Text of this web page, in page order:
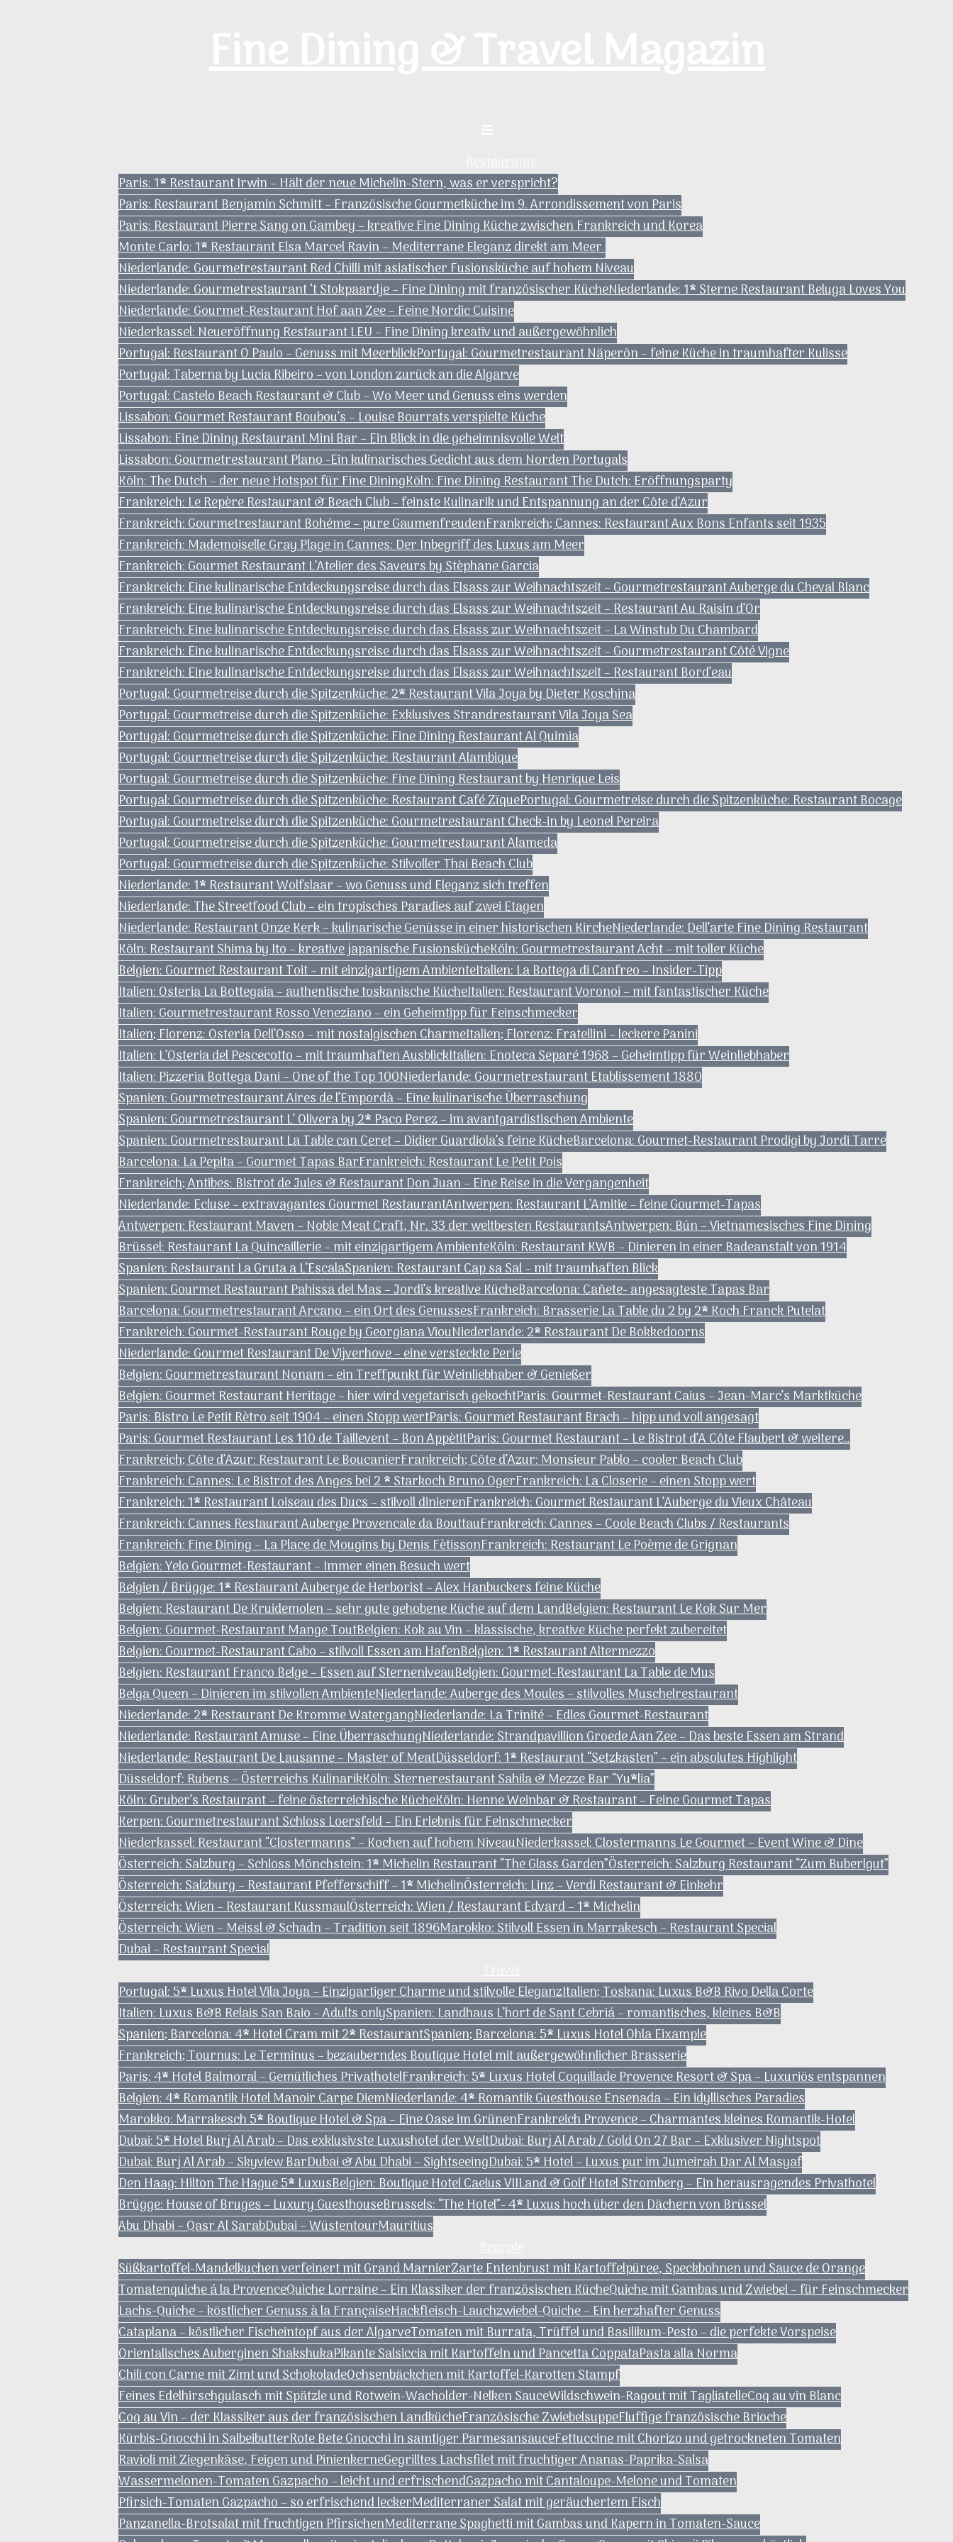
Paris: 1* Restaurant Irwin – Hält der neue Michelin-Stern, was er verspricht?
Paris: Restaurant Benjamin Schmitt – Französische Gourmetküche im 9. Arrondissement von Paris
Paris: Restaurant Pierre Sang on Gambey – kreative Fine Dining Küche zwischen Frankreich und Korea
Monte Carlo: 1* Restaurant Elsa Marcel Ravin – Mediterrane Eleganz direkt am Meer
Niederlande: Gourmetrestaurant Red Chilli mit asiatischer Fusionsküche auf hohem Niveau
Niederlande: Gourmetrestaurant ‘t Stokpaardje – Fine Dining mit französischer KücheNiederlande: 1* Sterne Restaurant Beluga Loves You
Niederlande: Gourmet-Restaurant Hof aan Zee – Feine Nordic Cuisine
Niederkassel: Neueröffnung Restaurant LEU – Fine Dining kreativ und außergewöhnlich
Portugal: Restaurant O Paulo – Genuss mit MeerblickPortugal: Gourmetrestaurant Näperõn – feine Küche in traumhafter Kulisse
Portugal: Taberna by Lucia Ribeiro – von London zurück an die Algarve
Portugal: Castelo Beach Restaurant & Club – Wo Meer und Genuss eins werden
Lissabon: Gourmet Restaurant Boubou’s – Louise Bourrats verspielte Küche
Lissabon: Fine Dining Restaurant Mini Bar – Ein Blick in die geheimnisvolle Welt
Lissabon: Gourmetrestaurant Plano -Ein kulinarisches Gedicht aus dem Norden Portugals
Köln: The Dutch – der neue Hotspot für Fine DiningKöln: Fine Dining Restaurant The Dutch: Eröffnungsparty
Frankreich: Le Repère Restaurant & Beach Club – feinste Kulinarik und Entspannung an der Côte d’Azur
Frankreich: Gourmetrestaurant Bohéme – pure GaumenfreudenFrankreich; Cannes: Restaurant Aux Bons Enfants seit 1935
Frankreich: Mademoiselle Gray Plage in Cannes: Der Inbegriff des Luxus am Meer
Frankreich: Gourmet Restaurant L’Atelier des Saveurs by Stèphane Garcia
Frankreich: Eine kulinarische Entdeckungsreise durch das Elsass zur Weihnachtszeit – Gourmetrestaurant Auberge du Cheval Blanc
Frankreich: Eine kulinarische Entdeckungsreise durch das Elsass zur Weihnachtszeit – Restaurant Au Raisin d’Or
Frankreich: Eine kulinarische Entdeckungsreise durch das Elsass zur Weihnachtszeit – La Winstub Du Chambard
Frankreich: Eine kulinarische Entdeckungsreise durch das Elsass zur Weihnachtszeit – Gourmetrestaurant Côté Vigne
Frankreich: Eine kulinarische Entdeckungsreise durch das Elsass zur Weihnachtszeit – Restaurant Bord’eau
Portugal: Gourmetreise durch die Spitzenküche: 2* Restaurant Vila Joya by Dieter Koschina
Portugal: Gourmetreise durch die Spitzenküche: Exklusives Strandrestaurant Vila Joya Sea
Portugal: Gourmetreise durch die Spitzenküche: Fine Dining Restaurant Al Quimia
Portugal: Gourmetreise durch die Spitzenküche: Restaurant Alambique
Portugal: Gourmetreise durch die Spitzenküche: Fine Dining Restaurant by Henrique Leis
Portugal: Gourmetreise durch die Spitzenküche: Restaurant Café ZïquePortugal: Gourmetreise durch die Spitzenküche: Restaurant Bocage
Portugal: Gourmetreise durch die Spitzenküche: Gourmetrestaurant Check-in by Leonel Pereira
Portugal: Gourmetreise durch die Spitzenküche: Gourmetrestaurant Alameda
Portugal: Gourmetreise durch die Spitzenküche: Stilvoller Thai Beach Club
Niederlande: 1* Restaurant Wolfslaar – wo Genuss und Eleganz sich treffen
Niederlande: The Streetfood Club – ein tropisches Paradies auf zwei Etagen
Niederlande: Restaurant Onze Kerk – kulinarische Genüsse in einer historischen KircheNiederlande: Dell’arte Fine Dining Restaurant
Köln: Restaurant Shima by Ito – kreative japanische FusionskücheKöln: Gourmetrestaurant Acht – mit toller Küche
Belgien: Gourmet Restaurant Toit – mit einzigartigem AmbienteItalien: La Bottega di Canfreo – Insider-Tipp
Italien: Osteria La Bottegaia – authentische toskanische KücheItalien: Restaurant Voronoi – mit fantastischer Küche
Italien: Gourmetrestaurant Rosso Veneziano – ein Geheimtipp für Feinschmecker
Italien; Florenz: Osteria Dell’Osso – mit nostalgischen CharmeItalien; Florenz: Fratellini – leckere Panini
Italien: L’Osteria del Pescecotto – mit traumhaften AusblickItalien: Enoteca Separé 1968 – Geheimtipp für Weinliebhaber
Italien: Pizzeria Bottega Dani – One of the Top 100Niederlande: Gourmetrestaurant Etablissement 1880
Spanien: Gourmetrestaurant Aires de l’Empordà – Eine kulinarische Überraschung
Spanien: Gourmetrestaurant L’ Olivera by 2* Paco Perez – im avantgardistischen Ambiente
Spanien: Gourmetrestaurant La Table can Ceret – Didier Guardiola’s feine KücheBarcelona: Gourmet-Restaurant Prodigi by Jordi Tarre
Barcelona: La Pepita – Gourmet Tapas BarFrankreich: Restaurant Le Petit Pois
Frankreich; Antibes: Bistrot de Jules & Restaurant Don Juan – Eine Reise in die Vergangenheit
Niederlande: Ecluse – extravagantes Gourmet RestaurantAntwerpen: Restaurant L’Amitie – feine Gourmet-Tapas
Antwerpen: Restaurant Maven – Noble Meat Craft, Nr. 33 der weltbesten RestaurantsAntwerpen: Bún – Vietnamesisches Fine Dining
Brüssel: Restaurant La Quincaillerie – mit einzigartigem AmbienteKöln: Restaurant KWB – Dinieren in einer Badeanstalt von 1914
Spanien: Restaurant La Gruta a L’EscalaSpanien: Restaurant Cap sa Sal – mit traumhaften Blick
Spanien: Gourmet Restaurant Pahissa del Mas – Jordi’s kreative KücheBarcelona: Cañete- angesagteste Tapas Bar
Barcelona: Gourmetrestaurant Arcano – ein Ort des GenussesFrankreich: Brasserie La Table du 2 by 2* Koch Franck Putelat
Frankreich: Gourmet-Restaurant Rouge by Georgiana ViouNiederlande: 2* Restaurant De Bokkedoorns
Niederlande: Gourmet Restaurant De Vijverhove – eine versteckte Perle
Belgien: Gourmetrestaurant Nonam – ein Treffpunkt für Weinliebhaber & Genießer
Belgien: Gourmet Restaurant Heritage – hier wird vegetarisch gekochtParis: Gourmet-Restaurant Caius – Jean-Marc’s Marktküche
Paris: Bistro Le Petit Rètro seit 1904 – einen Stopp wertParis: Gourmet Restaurant Brach – hipp und voll angesagt
Paris: Gourmet Restaurant Les 110 de Taillevent – Bon AppètitParis: Gourmet Restaurant – Le Bistrot d’A Côte Flaubert & weitere…
Frankreich; Côte d’Azur: Restaurant Le BoucanierFrankreich; Côte d’Azur: Monsieur Pablo – cooler Beach Club
Frankreich: Cannes: Le Bistrot des Anges bei 2 * Starkoch Bruno OgerFrankreich: La Closerie – einen Stopp wert
Frankreich: 1* Restaurant Loiseau des Ducs – stilvoll dinierenFrankreich: Gourmet Restaurant L’Auberge du Vieux Château
Frankreich: Cannes Restaurant Auberge Provencale da BouttauFrankreich: Cannes – Coole Beach Clubs / Restaurants
Frankreich: Fine Dining – La Place de Mougins by Denis FètissonFrankreich: Restaurant Le Poème de Grignan
Belgien: Yelo Gourmet-Restaurant – Immer einen Besuch wert
Belgien / Brügge: 1* Restaurant Auberge de Herborist – Alex Hanbuckers feine Küche
Belgien: Restaurant De Kruidemolen – sehr gute gehobene Küche auf dem LandBelgien: Restaurant Le Kok Sur Mer
Belgien: Gourmet-Restaurant Mange ToutBelgien: Kok au Vin – klassische, kreative Küche perfekt zubereitet
Belgien: Gourmet-Restaurant Cabo – stilvoll Essen am HafenBelgien: 1* Restaurant Altermezzo
Belgien: Restaurant Franco Belge – Essen auf SterneniveauBelgien: Gourmet-Restaurant La Table de Mus
Belga Queen – Dinieren im stilvollen AmbienteNiederlande: Auberge des Moules – stilvolles Muschelrestaurant
Niederlande: 2* Restaurant De Kromme WatergangNiederlande: La Trinité – Edles Gourmet-Restaurant
Niederlande: Restaurant Amuse – Eine ÜberraschungNiederlande: Strandpavillion Groede Aan Zee – Das beste Essen am Strand
Niederlande: Restaurant De Lausanne – Master of MeatDüsseldorf: 1* Restaurant “Setzkasten” – ein absolutes Highlight
Düsseldorf: Rubens – Österreichs KulinarikKöln: Sternerestaurant Sahila & Mezze Bar “Yu*lia”
Köln: Gruber’s Restaurant – feine österreichische KücheKöln: Henne Weinbar & Restaurant – Feine Gourmet Tapas
Kerpen: Gourmetrestaurant Schloss Loersfeld – Ein Erlebnis für Feinschmecker
Niederkassel: Restaurant “Clostermanns” – Kochen auf hohem NiveauNiederkassel: Clostermanns Le Gourmet – Event Wine & Dine
Österreich: Salzburg – Schloss Mönchstein: 1* Michelin Restaurant “The Glass Garden”Österreich: Salzburg Restaurant “Zum Buberlgut”
Österreich: Salzburg – Restaurant Pfefferschiff – 1* MichelinÖsterreich: Linz – Verdi Restaurant & Einkehr
Österreich: Wien – Restaurant KussmaulÖsterreich: Wien / Restaurant Edvard – 1* Michelin
Österreich: Wien – Meissl & Schadn – Tradition seit 1896Marokko: Stilvoll Essen in Marrakesch – Restaurant Special
Dubai – Restaurant Special
Portugal: 5* Luxus Hotel Vila Joya – Einzigartiger Charme und stilvolle EleganzItalien; Toskana: Luxus B&B Rivo Della Corte
Italien: Luxus B&B Relais San Baio – Adults onlySpanien: Landhaus L’hort de Sant Cebriá – romantisches, kleines B&B
Spanien; Barcelona: 4* Hotel Cram mit 2* RestaurantSpanien; Barcelona: 5* Luxus Hotel Ohla Eixample
Frankreich; Tournus: Le Terminus – bezauberndes Boutique Hotel mit außergewöhnlicher Brasserie
Paris: 4* Hotel Balmoral – Gemütliches PrivathotelFrankreich: 5* Luxus Hotel Coquillade Provence Resort & Spa – Luxuriös entspannen
Belgien: 4* Romantik Hotel Manoir Carpe DiemNiederlande: 4* Romantik Guesthouse Ensenada – Ein idyllisches Paradies
Marokko: Marrakesch 5* Boutique Hotel & Spa – Eine Oase im GrünenFrankreich Provence – Charmantes kleines Romantik-Hotel
Dubai: 5* Hotel Burj Al Arab – Das exklusivste Luxushotel der WeltDubai: Burj Al Arab / Gold On 27 Bar – Exklusiver Nightspot
Dubai: Burj Al Arab – Skyview BarDubai & Abu Dhabi – SightseeingDubai: 5* Hotel – Luxus pur im Jumeirah Dar Al Masyaf
Den Haag: Hilton The Hague 5* LuxusBelgien: Boutique Hotel Caelus VIILand & Golf Hotel Stromberg – Ein herausragendes Privathotel
Brügge: House of Bruges – Luxury GuesthouseBrussels: “The Hotel”- 4* Luxus hoch über den Dächern von Brüssel
Abu Dhabi – Qasr Al SarabDubai – WüstentourMauritius
Süßkartoffel-Mandelkuchen verfeinert mit Grand MarnierZarte Entenbrust mit Kartoffelpüree, Speckbohnen und Sauce de Orange
Tomatenquiche á la ProvenceQuiche Lorraine – Ein Klassiker der französischen KücheQuiche mit Gambas und Zwiebel – für Feinschmecker
Lachs-Quiche – köstlicher Genuss à la FrançaiseHackfleisch-Lauchzwiebel-Quiche – Ein herzhafter Genuss
Cataplana – köstlicher Fischeintopf aus der AlgarveTomaten mit Burrata, Trüffel und Basilikum-Pesto – die perfekte Vorspeise
Orientalisches Auberginen ShakshukaPikante Salsiccia mit Kartoffeln und Pancetta CoppataPasta alla Norma
Chili con Carne mit Zimt und SchokoladeOchsenbäckchen mit Kartoffel-Karotten Stampf
Feines Edelhirschgulasch mit Spätzle und Rotwein-Wacholder-Nelken SauceWildschwein-Ragout mit TagliatelleCoq au vin Blanc
Coq au Vin – der Klassiker aus der französischen LandkücheFranzösische ZwiebelsuppeFluffige französische Brioche
Kürbis-Gnocchi in SalbeibutterRote Bete Gnocchi in samtiger ParmesansauceFettuccine mit Chorizo und getrockneten Tomaten
Ravioli mit Ziegenkäse, Feigen und PinienkerneGegrilltes Lachsfilet mit fruchtiger Ananas-Paprika-Salsa
Wassermelonen-Tomaten Gazpacho – leicht und erfrischendGazpacho mit Cantaloupe-Melone und Tomaten
Pfirsich-Tomaten Gazpacho – so erfrischend leckerMediterraner Salat mit geräuchertem Fisch
Panzanella-Brotsalat mit fruchtigen PfirsichenMediterrane Spaghetti mit Gambas und Kapern in Tomaten-Sauce